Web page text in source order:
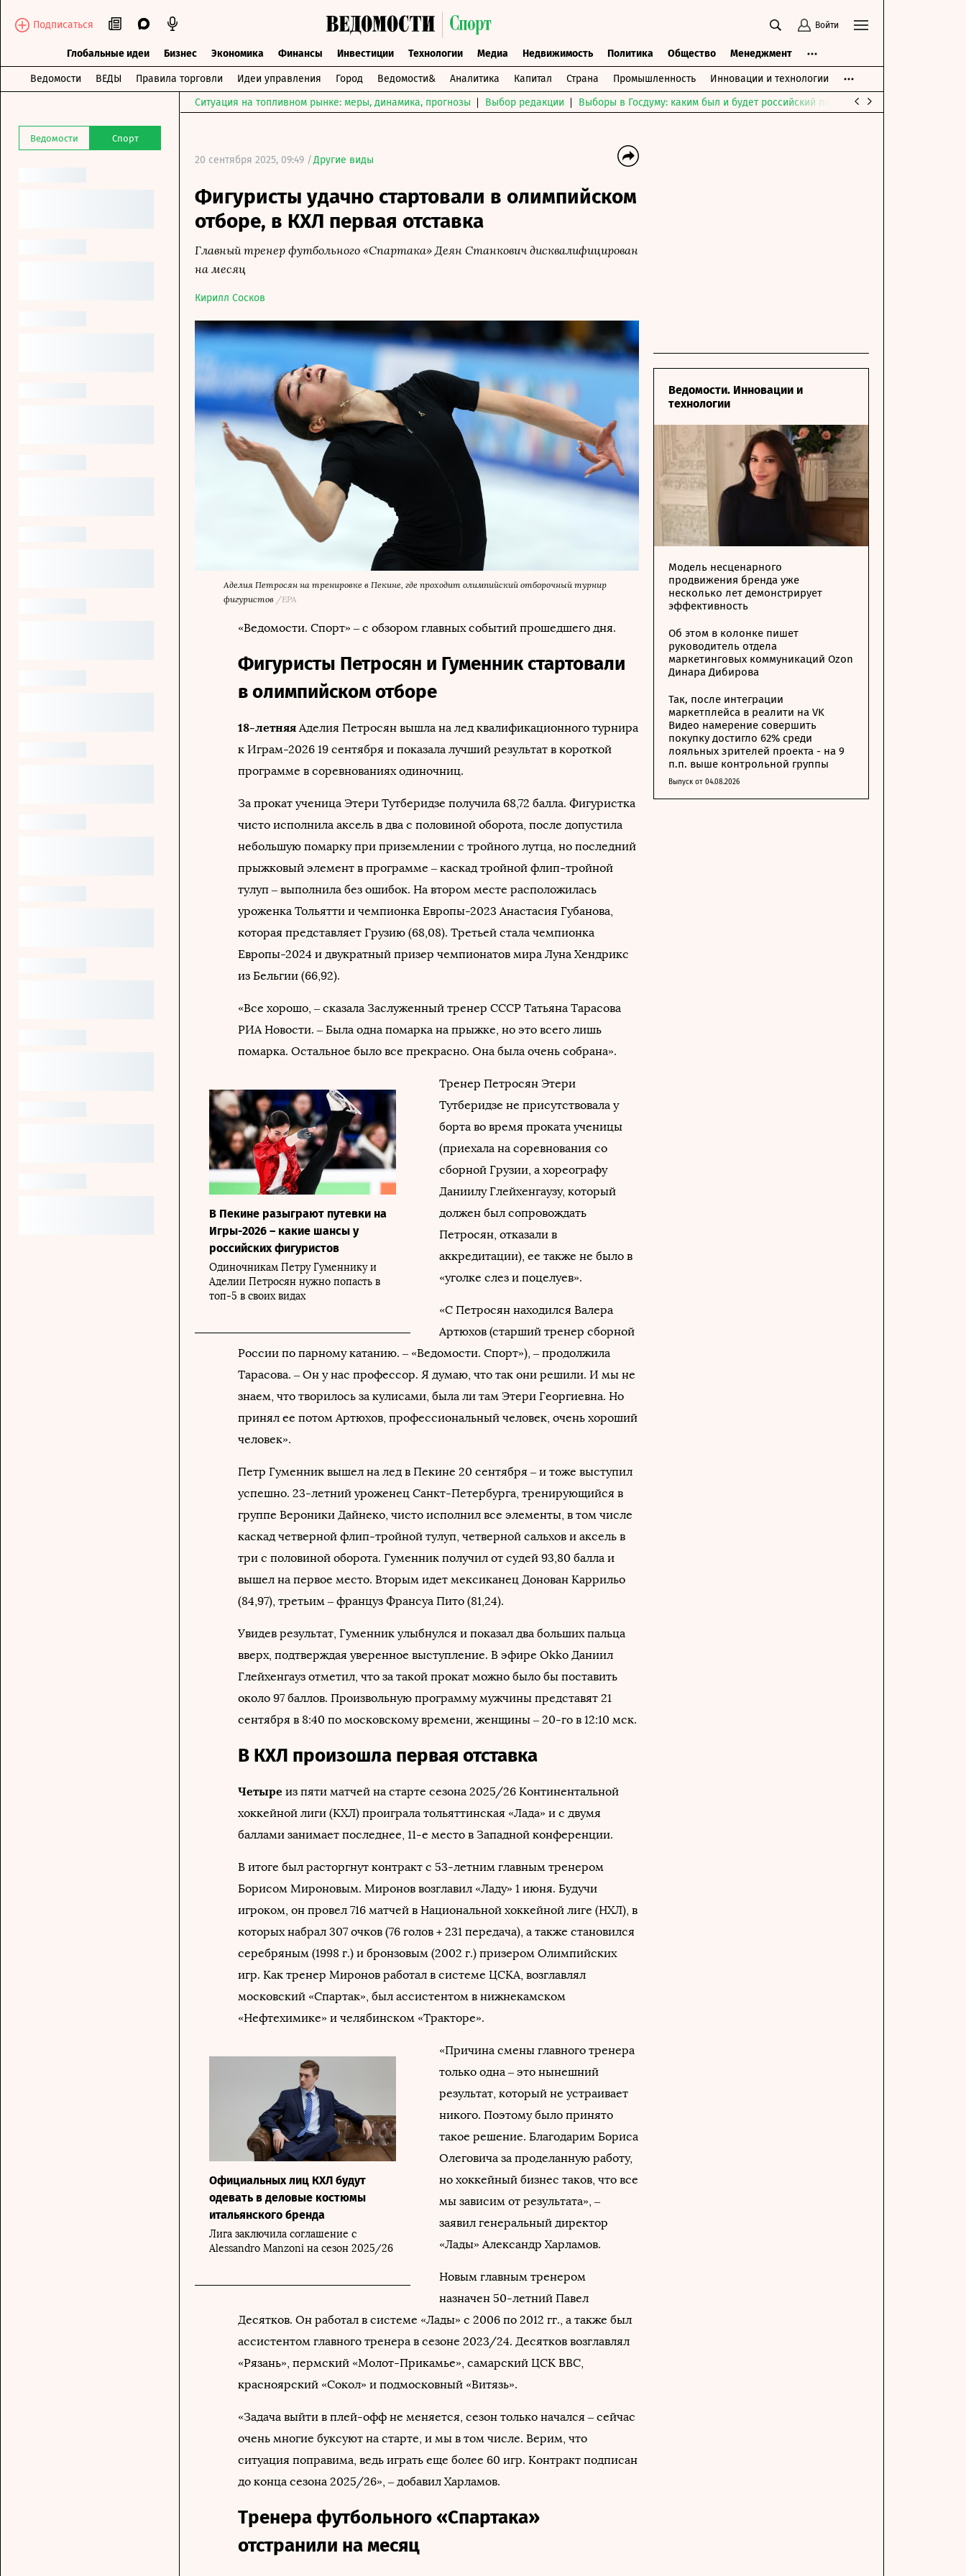
Подписаться Войти
Глобальные идеи Бизнес Экономика Финансы Инвестиции Технологии Медиа Недвижимость Политика Общество Менеджмент
Ведомости ВЕДЫ Правила торговли Идеи управления Город Ведомости& Аналитика Капитал Страна Промышленность Инновации и технологии
Ведомости Спорт
Ситуация на топливном рынке: меры, динамика, прогнозы Выбор редакции Выборы в Госдуму: каким был и будет российский парламент
20 сентября 2025, 09:49 /Другие виды
Фигуристы удачно стартовали в олимпийском
отборе, в КХЛ первая отставка
Главный тренер футбольного «Спартака» Деян Станкович дисквалифицирован
на месяц
Кирилл Сосков
Аделия Петросян на тренировке в Пекине, где проходит олимпийский отборочный турнир
фигуристов /EPA
«Ведомости. Спорт» – с обзором главных событий прошедшего дня.
Фигуристы Петросян и Гуменник стартовали
в олимпийском отборе
18-летняя Аделия Петросян вышла на лед квалификационного турнира
к Играм-2026 19 сентября и показала лучший результат в короткой
программе в соревнованиях одиночниц.
За прокат ученица Этери Тутберидзе получила 68,72 балла. Фигуристка
чисто исполнила аксель в два с половиной оборота, после допустила
небольшую помарку при приземлении с тройного лутца, но последний
прыжковый элемент в программе – каскад тройной флип-тройной
тулуп – выполнила без ошибок. На втором месте расположилась
уроженка Тольятти и чемпионка Европы-2023 Анастасия Губанова,
которая представляет Грузию (68,08). Третьей стала чемпионка
Европы-2024 и двукратный призер чемпионатов мира Луна Хендрикс
из Бельгии (66,92).
«Все хорошо, – сказала Заслуженный тренер СССР Татьяна Тарасова
РИА Новости. – Была одна помарка на прыжке, но это всего лишь
помарка. Остальное было все прекрасно. Она была очень собрана».
В Пекине разыграют путевки на
Игры-2026 – какие шансы у
российских фигуристов
Одиночникам Петру Гуменнику и
Аделии Петросян нужно попасть в
топ-5 в своих видах
Тренер Петросян Этери
Тутберидзе не присутствовала у
борта во время проката ученицы
(приехала на соревнования со
сборной Грузии, а хореографу
Даниилу Глейхенгаузу, который
должен был сопровождать
Петросян, отказали в
аккредитации), ее также не было в
«уголке слез и поцелуев».
«С Петросян находился Валера
Артюхов (старший тренер сборной
России по парному катанию. – «Ведомости. Спорт»), – продолжила
Тарасова. – Он у нас профессор. Я думаю, что так они решили. И мы не
знаем, что творилось за кулисами, была ли там Этери Георгиевна. Но
принял ее потом Артюхов, профессиональный человек, очень хороший
человек».
Петр Гуменник вышел на лед в Пекине 20 сентября – и тоже выступил
успешно. 23-летний уроженец Санкт-Петербурга, тренирующийся в
группе Вероники Дайнеко, чисто исполнил все элементы, в том числе
каскад четверной флип-тройной тулуп, четверной сальхов и аксель в
три с половиной оборота. Гуменник получил от судей 93,80 балла и
вышел на первое место. Вторым идет мексиканец Донован Каррильо
(84,97), третьим – француз Франсуа Пито (81,24).
Увидев результат, Гуменник улыбнулся и показал два больших пальца
вверх, подтверждая уверенное выступление. В эфире Okko Даниил
Глейхенгауз отметил, что за такой прокат можно было бы поставить
около 97 баллов. Произвольную программу мужчины представят 21
сентября в 8:40 по московскому времени, женщины – 20-го в 12:10 мск.
В КХЛ произошла первая отставка
Четыре из пяти матчей на старте сезона 2025/26 Континентальной
хоккейной лиги (КХЛ) проиграла тольяттинская «Лада» и с двумя
баллами занимает последнее, 11-е место в Западной конференции.
В итоге был расторгнут контракт с 53-летним главным тренером
Борисом Мироновым. Миронов возглавил «Ладу» 1 июня. Будучи
игроком, он провел 716 матчей в Национальной хоккейной лиге (НХЛ), в
которых набрал 307 очков (76 голов + 231 передача), а также становился
серебряным (1998 г.) и бронзовым (2002 г.) призером Олимпийских
игр. Как тренер Миронов работал в системе ЦСКА, возглавлял
московский «Спартак», был ассистентом в нижнекамском
«Нефтехимике» и челябинском «Тракторе».
Официальных лиц КХЛ будут
одевать в деловые костюмы
итальянского бренда
Лига заключила соглашение с
Alessandro Manzoni на сезон 2025/26
«Причина смены главного тренера
только одна – это нынешний
результат, который не устраивает
никого. Поэтому было принято
такое решение. Благодарим Бориса
Олеговича за проделанную работу,
но хоккейный бизнес таков, что все
мы зависим от результата», –
заявил генеральный директор
«Лады» Александр Харламов.
Новым главным тренером
назначен 50-летний Павел
Десятков. Он работал в системе «Лады» с 2006 по 2012 гг., а также был
ассистентом главного тренера в сезоне 2023/24. Десятков возглавлял
«Рязань», пермский «Молот-Прикамье», самарский ЦСК ВВС,
красноярский «Сокол» и подмосковный «Витязь».
«Задача выйти в плей-офф не меняется, сезон только начался – сейчас
очень многие буксуют на старте, и мы в том числе. Верим, что
ситуация поправима, ведь играть еще более 60 игр. Контракт подписан
до конца сезона 2025/26», – добавил Харламов.
Тренера футбольного «Спартака»
отстранили на месяц
Ведомости. Инновации и
технологии
Модель несценарного
продвижения бренда уже
несколько лет демонстрирует
эффективность
Об этом в колонке пишет
руководитель отдела
маркетинговых коммуникаций Ozon
Динара Дибирова
Так, после интеграции
маркетплейса в реалити на VK
Видео намерение совершить
покупку достигло 62% среди
лояльных зрителей проекта - на 9
п.п. выше контрольной группы
Выпуск от 04.08.2026